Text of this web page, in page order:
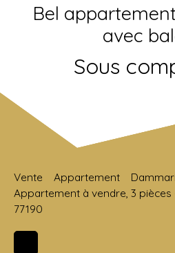
Bel
avec
Sous
Vente Appartement
Appartement à vendre, 3
77190